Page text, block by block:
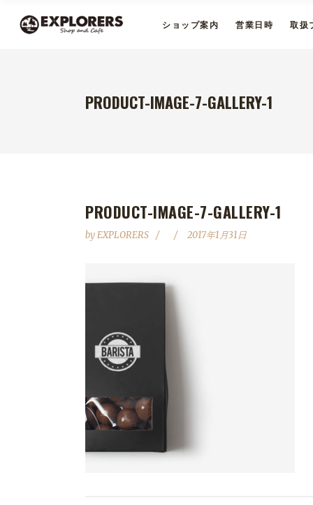
ショップ案内 営業日時 取扱
PRODUCT-IMAGE-7-GALLERY-1
PRODUCT-IMAGE-7-GALLERY-1
byEXPLORERS 2017年1月31日